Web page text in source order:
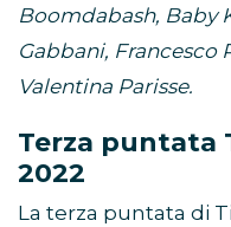
Boomdabash, Baby
Gabbani, Francesco
Valentina Parisse.
Terza puntata
2022
La terza puntata di